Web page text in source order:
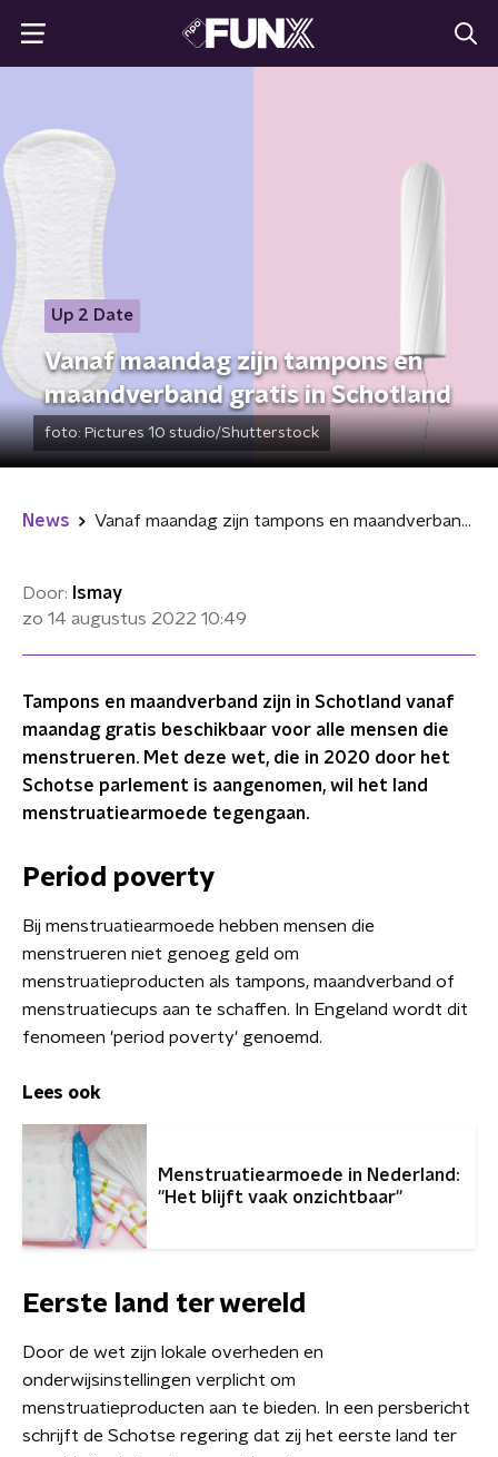
Up 2 Date
Vanaf maandag zijn tampons en
maandverband gratis in Schotland
foto: Pictures 10 studio/Shutterstock
News Vanaf maandag zijn tampons en maandverband gratis in Schotland
Door:
Ismay
zo 14 augustus 2022 10:49
Tampons en maandverband zijn in Schotland vanaf
maandag gratis beschikbaar voor alle mensen die
menstrueren. Met deze wet, die in 2020 door het
Schotse parlement is aangenomen, wil het land
menstruatiearmoede tegengaan.
Period poverty
Bij menstruatiearmoede hebben mensen die
menstrueren niet genoeg geld om
menstruatieproducten als tampons, maandverband of
menstruatiecups aan te schaffen. In Engeland wordt dit
fenomeen 'period poverty' genoemd.
Lees ook
Menstruatiearmoede in Nederland:
''Het blijft vaak onzichtbaar''
Eerste land ter wereld
Door de wet zijn lokale overheden en
onderwijsinstellingen verplicht om
menstruatieproducten aan te bieden. In een persbericht
schrijft de Schotse regering dat zij het eerste land ter